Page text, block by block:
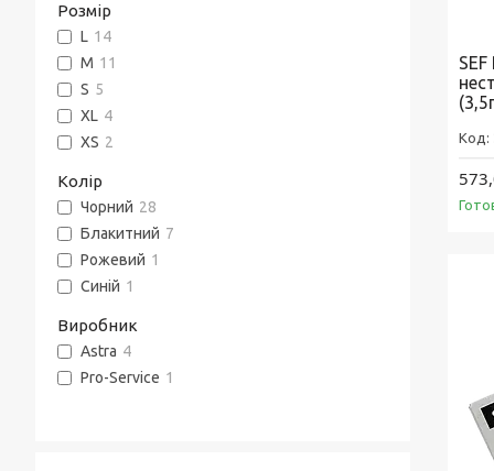
Розмір
L 14
M 11
S 5
XL 4
XS 2
Колір
Чорний 28
Блакитний 7
Рожевий 1
Синій 1
Виробник
Astra 4
Pro-Service 1